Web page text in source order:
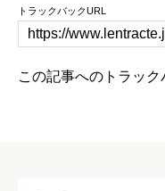
トラックバックURL
この記事へのトラック